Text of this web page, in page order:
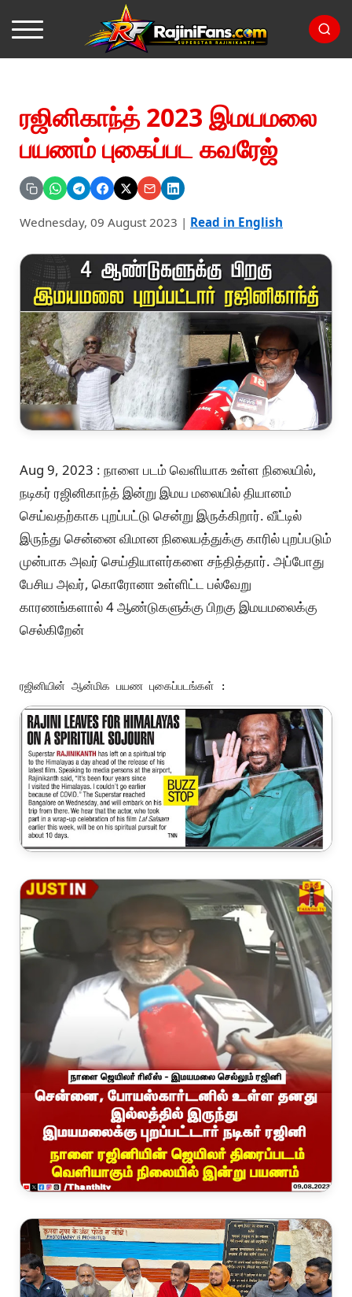
ரஜினிகாந்த் 2023 இமயமலை
பயணம் புகைப்பட கவரேஜ்
Wednesday, 09 August 2023 | Read in English
Aug 9, 2023 : நாளை படம் வெளியாக உள்ள நிலையில்,
நடிகர் ரஜினிகாந்த் இன்று இமய மலையில் தியானம்
செய்வதற்காக புறப்பட்டு சென்று இருக்கிறார். வீட்டில்
இருந்து சென்னை விமான நிலையத்துக்கு காரில் புறப்படும்
முன்பாக அவர் செய்தியாளர்களை சந்தித்தார். அப்போது
பேசிய அவர், கொரோனா உள்ளிட்ட பல்வேறு
காரணங்களால் 4 ஆண்டுகளுக்கு பிறகு இமயமலைக்கு
செல்கிறேன்
ரஜினியின் ஆன்மிக பயண புகைப்படங்கள் :